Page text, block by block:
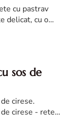
cu pastrav
delicat, cu o
sos de
cirese.
cirese - reteta